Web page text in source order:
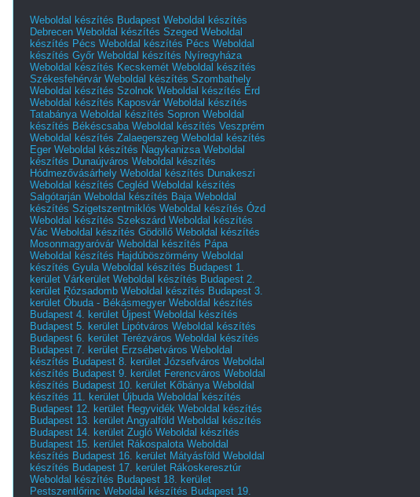
Weboldal készítés Budapest Weboldal készítés
Debrecen Weboldal készítés Szeged Weboldal
készítés Pécs Weboldal készítés Pécs Weboldal
készítés Győr Weboldal készítés Nyíregyháza
Weboldal készítés Kecskemét Weboldal készítés
Székesfehérvár Weboldal készítés Szombathely
Weboldal készítés Szolnok Weboldal készítés Érd
Weboldal készítés Kaposvár Weboldal készítés
Tatabánya Weboldal készítés Sopron Weboldal
készítés Békéscsaba Weboldal készítés Veszprém
Weboldal készítés Zalaegerszeg Weboldal készítés
Eger Weboldal készítés Nagykanizsa Weboldal
készítés Dunaújváros Weboldal készítés
Hódmezővásárhely Weboldal készítés Dunakeszi
Weboldal készítés Cegléd Weboldal készítés
Salgótarján Weboldal készítés Baja Weboldal
készítés Szigetszentmiklós Weboldal készítés Ózd
Weboldal készítés Szekszárd Weboldal készítés
Vác Weboldal készítés Gödöllő Weboldal készítés
Mosonmagyaróvár Weboldal készítés Pápa
Weboldal készítés Hajdúböszörmény Weboldal
készítés Gyula Weboldal készítés Budapest 1.
kerület Várkerület Weboldal készítés Budapest 2.
kerület Rózsadomb Weboldal készítés Budapest 3.
kerület Óbuda - Békásmegyer Weboldal készítés
Budapest 4. kerület Újpest Weboldal készítés
Budapest 5. kerület Lipótváros Weboldal készítés
Budapest 6. kerület Terézváros Weboldal készítés
Budapest 7. kerület Erzsébetváros Weboldal
készítés Budapest 8. kerület Józsefváros Weboldal
készítés Budapest 9. kerület Ferencváros Weboldal
készítés Budapest 10. kerület Kőbánya Weboldal
készítés 11. kerület Újbuda Weboldal készítés
Budapest 12. kerület Hegyvidék Weboldal készítés
Budapest 13. kerület Angyalföld Weboldal készítés
Budapest 14. kerület Zugló Weboldal készítés
Budapest 15. kerület Rákospalota Weboldal
készítés Budapest 16. kerület Mátyásföld Weboldal
készítés Budapest 17. kerület Rákoskeresztúr
Weboldal készítés Budapest 18. kerület
Pestszentlőrinc Weboldal készítés Budapest 19.